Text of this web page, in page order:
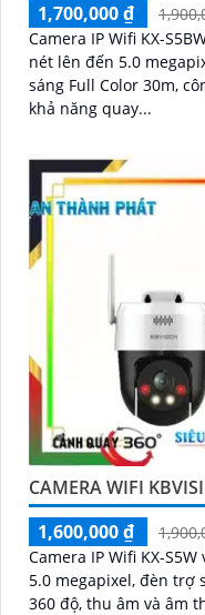
1,700,000 ₫
Camera IP Wifi KX-
nét lên đến 5.0
sáng Full Color 30m,
khả năng quay...
CAMERA WIFI
1,600,000 ₫
Camera IP Wifi KX-
5.0 megapixel, đèn trợ
360 độ, thu âm và âm